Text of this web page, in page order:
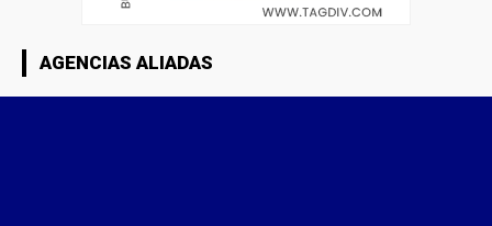
AGENCIAS ALIADAS